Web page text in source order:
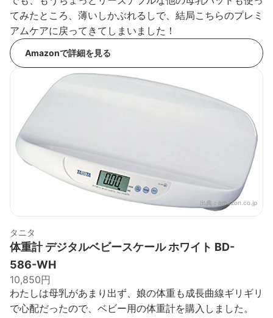
てみたところ、薄いしかぶれるしで、結局こちらのプレミ
アムケアに戻ってきてしまいました！
Amazonで詳細を見る
出典： amazon.co.jp
タニタ
体重計 デジタルベビースケール ホワイト BD-
586-WH
10,850円
わたしは母乳があまり出ず、娘の体重も成長曲線ギリギリ
で心配だったので、ベビー用の体重計を購入しました。